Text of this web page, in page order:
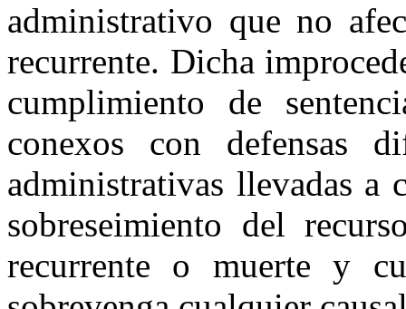
administrativo que no
recurrente. Dicha
cumplimiento de
conexos con defensas
administrativas llevadas a
sobreseimiento del
recurrente o muerte y